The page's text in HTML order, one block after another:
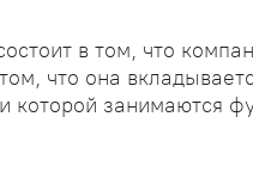
в том, что
что она
которой занимаются